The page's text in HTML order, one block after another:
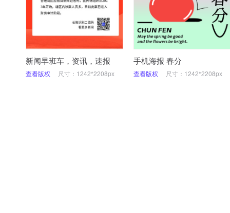
新闻早班车，资讯，速报
查看版权 尺寸：1242*2208px
手机海报 春分
查看版权 尺寸：1242*2208px